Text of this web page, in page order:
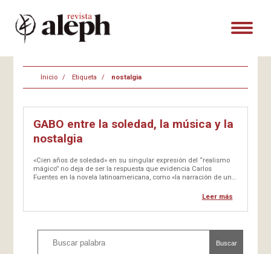
Inicio Etiqueta nostalgia
GABO entre la soledad, la música y la
nostalgia
«Cien años de soledad» en su singular expresión del “realismo
mágico” no deja de ser la respuesta que evidencia Carlos
Fuentes en la novela latinoamericana, como «la narración de una
Leer más
Buscar